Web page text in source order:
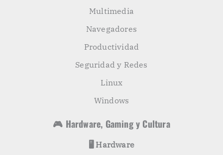
Multimedia
Navegadores
Productividad
Seguridad y Redes
Linux
Windows
🎮 Hardware, Gaming y Cultura
🖥️ Hardware